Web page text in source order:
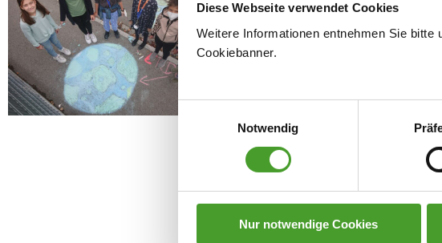
Diese Webseite verwendet Cookies
Weitere Informationen entnehmen Sie bitte
Cookiebanner.
Notwendig
Nur notwendige Cookies